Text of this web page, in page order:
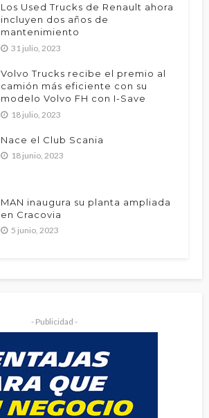
Los Used Trucks de Renault ahora
incluyen dos años de
mantenimiento
31 julio, 2023
Volvo Trucks recibe el premio al
camión más eficiente con su
modelo Volvo FH con I-Save
18 julio, 2023
Nace el Club Scania
18 junio, 2023
MAN inaugura su planta ampliada
en Cracovia
5 junio, 2023
- Publicidad -